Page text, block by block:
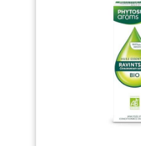
être utilisée par la voie
cutanée ou en diffusion. HUILE
(CHÉMOTYPÉE) : Le label HECT
est un gage de qualité qui
sélectionne des plantes
botaniquement certifiées
garantissant une huile
essentielle 100 % pure et
naturelle pour votre bien-être.
PRANARÔM, LA SCIENCE DES
HUILES ESSENTIELLES :